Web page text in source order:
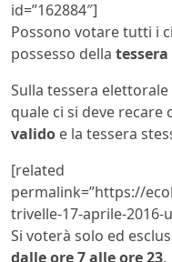
id=”162884″]
Possono votare tutti i
possesso della
Sulla tessera
quale ci si deve recare
valido e la tessera
[related
permalink=”https://
trivelle-17-aprile-
Si voterà solo ed
dalle ore 7 alle ore 23.